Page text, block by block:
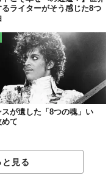
べき体験なのだ。
こともなく、存在す
るライターがそう感じた8つ
スが遺した「8つの魂」い
めて
見る